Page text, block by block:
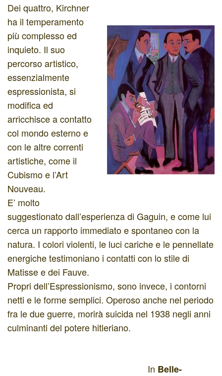
Dei quattro, Kirchner
ha il temperamento
più complesso ed
inquieto. Il suo
percorso artistico,
essenzialmente
espressionista, si
modifica ed
arricchisce a contatto
col mondo esterno e
con le altre correnti
artistiche, come il
Cubismo e l’Art
Nouveau.
E’ molto
suggestionato dall’esperienza di Gaguin, e come lui
cerca un rapporto immediato e spontaneo con la
natura. I colori violenti, le luci cariche e le pennellate
energiche testimoniano i contatti con lo stile di
Matisse e dei Fauve.
Propri dell’Espressionismo, sono invece, i contorni
netti e le forme semplici. Operoso anche nel periodo
fra le due guerre, morirà suicida nel 1938 negli anni
culminanti del potere hitleriano.
In Belle-